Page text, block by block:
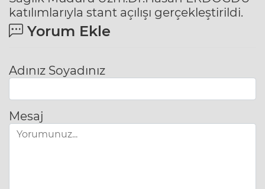
katılımlarıyla stant açılışı gerçekleştirildi.
Yorum Ekle
Adınız Soyadınız
Mesaj